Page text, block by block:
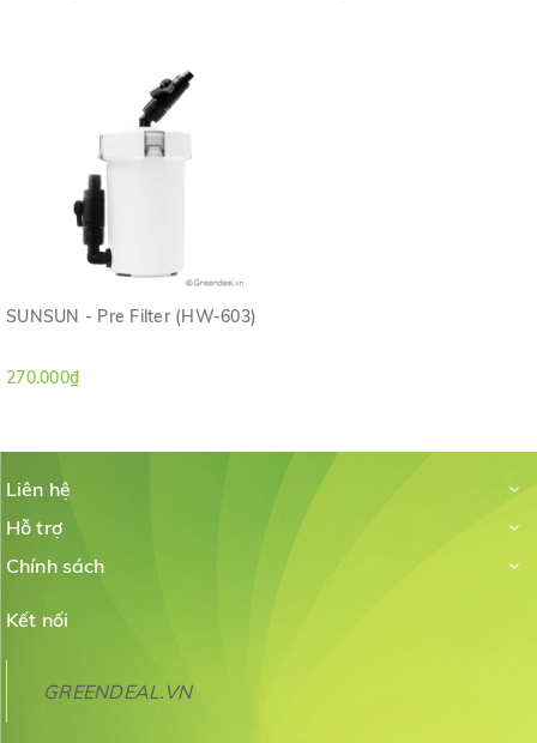
SUNSUN - Pre Filter (HW-603)
270.000₫
Liên hệ
Hỗ trợ
Chính sách
Kết nối
GREENDEAL.VN